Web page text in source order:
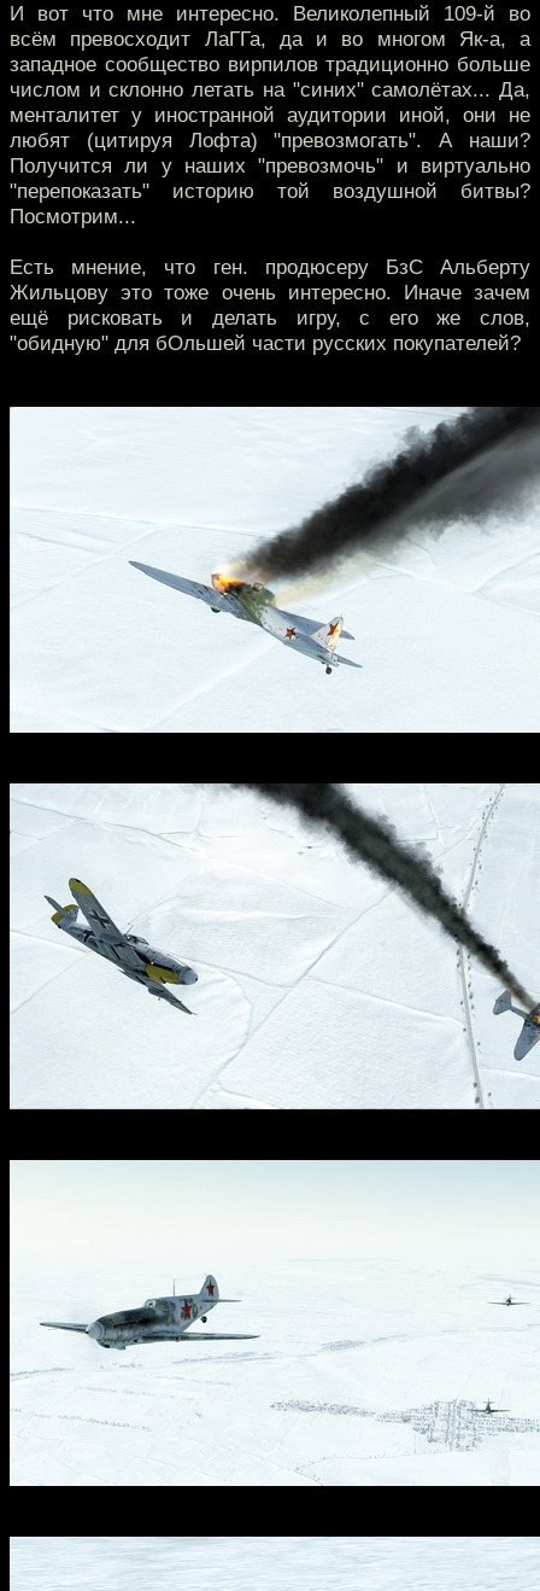
И вот что мне интересно. Великолепный 109-й во
всём превосходит ЛаГГа, да и во многом Як-а, а
западное сообщество вирпилов традиционно больше
числом и склонно летать на "синих" самолётах... Да,
менталитет у иностранной аудитории иной, они не
любят (цитируя Лофта) "превозмогать". А наши?
Получится ли у наших "превозмочь" и виртуально
"перепоказать" историю той воздушной битвы?
Посмотрим...
Есть мнение, что ген. продюсеру БзС Альберту
Жильцову это тоже очень интересно. Иначе зачем
ещё рисковать и делать игру, с его же слов,
"обидную" для бОльшей части русских покупателей?